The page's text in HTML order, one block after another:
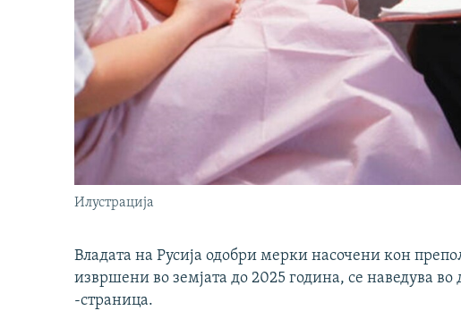
Илустрација
Владата на Русија одобри мерки насочени кон
извршени во земјата до 2025 година, се наведува во
-страница.